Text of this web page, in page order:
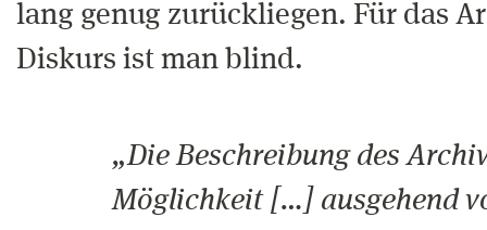
lang genug zurückliegen. Für das
Diskurs ist man blind.
„Die Beschreibung des
Möglichkeit […] ausgehend